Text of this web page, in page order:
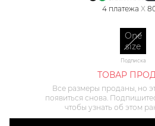
4 платежа X
One
size
Подписка
ТОВАР
Все размеры проданы, но
появиться снова.
чтобы узнать об этом